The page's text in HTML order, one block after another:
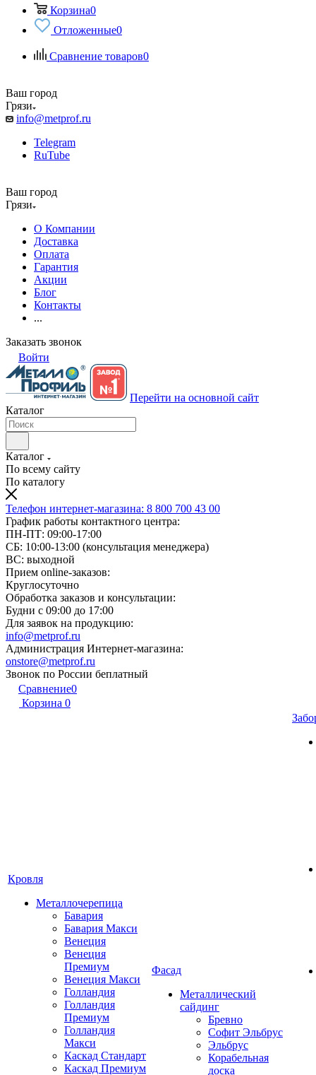
Корзина0
Отложенные0
Сравнение товаров0
Ваш город
Грязи
info@metprof.ru
Telegram
RuTube
Ваш город
Грязи
О Компании
Доставка
Оплата
Гарантия
Акции
Блог
Контакты
...
Заказать звонок
Войти
Перейти на основной сайт
Каталог
Каталог
По всему сайту
По каталогу
Телефон интернет-магазина: 8 800 700 43 00
График работы контактного центра:
ПН-ПТ: 09:00-17:00
СБ: 10:00-13:00 (консультация менеджера)
ВС: выходной
Прием online-заказов:
Круглосуточно
Обработка заказов и консультации:
Будни с 09:00 до 17:00
Для заявок на продукцию:
info@metprof.ru
Администрация Интернет-магазина:
onstore@metprof.ru
Звонок по России беплатный
Сравнение0
Корзина 0
Кровля
Металлочерепица
Бавария
Бавария Макси
Венеция
Венеция
Премиум
Венеция Макси
Голландия
Голландия
Премиум
Голландия
Макси
Каскад Стандарт
Каскад Премиум
Фасад
Металлический
сайдинг
Бревно
Софит Эльбрус
Эльбрус
Корабельная
доска